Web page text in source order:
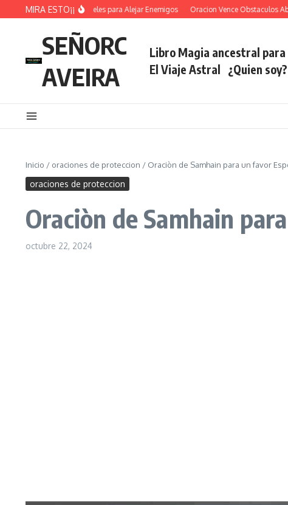
Saltar al contenido
MIRA ESTO¡¡
Oracion De los Angeles para Alejar Enemigos Oracion Vence Obstaculos
SEÑORC
AVEIRA
Libro Magia ancestral para
El Viaje Astral ¿Quien
Inicio / oraciones de proteccion / Oraciòn de Samhain para un favor
oraciones de proteccion
Oraciòn de Samhain
octubre 22, 2024